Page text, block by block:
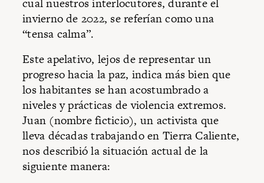
cual nuestros interlocutores, durante el
invierno de 2022, se referían como una
“tensa calma”.
Este apelativo, lejos de representar un
progreso hacia la paz, indica más bien que
los habitantes se han acostumbrado a
niveles y prácticas de violencia extremos.
Juan (nombre ficticio), un activista que
lleva décadas trabajando en Tierra Caliente,
nos describió la situación actual de la
siguiente manera: